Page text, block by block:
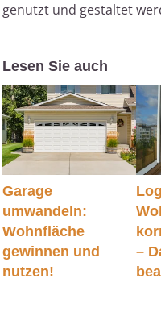
genutzt und gestaltet
Lesen Sie auch
Garage
umwandeln:
Wohnfläche
gewinnen und
nutzen!
–